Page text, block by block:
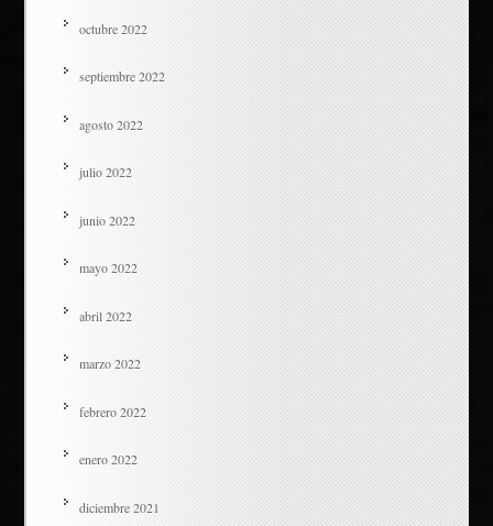
octubre 2022
septiembre 2022
agosto 2022
julio 2022
junio 2022
mayo 2022
abril 2022
marzo 2022
febrero 2022
enero 2022
diciembre 2021